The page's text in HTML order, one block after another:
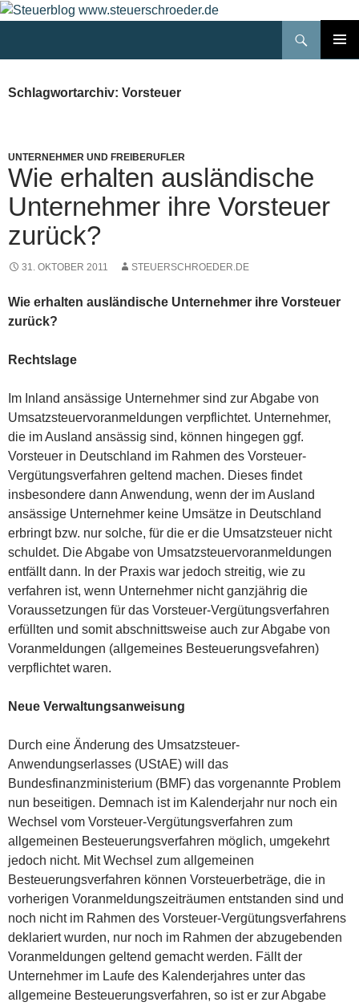
Zum
Schlagwortarchiv: Vorsteuer
UNTERNEHMER UND FREIBERUFLER
Wie erhalten ausländische
Unternehmer ihre Vorsteuer
zurück?
31. OKTOBER 2011 STEUERSCHROEDER.DE
Wie erhalten ausländische Unternehmer ihre Vorsteuer
zurück?
Rechtslage
Im Inland ansässige Unternehmer sind zur Abgabe von
Umsatzsteuervoranmeldungen verpflichtet. Unternehmer,
die im Ausland ansässig sind, können hingegen ggf.
Vorsteuer in Deutschland im Rahmen des Vorsteuer-
Vergütungsverfahren geltend machen. Dieses findet
insbesondere dann Anwendung, wenn der im Ausland
ansässige Unternehmer keine Umsätze in Deutschland
erbringt bzw. nur solche, für die er die Umsatzsteuer nicht
schuldet. Die Abgabe von Umsatzsteuervoranmeldungen
entfällt dann. In der Praxis war jedoch streitig, wie zu
verfahren ist, wenn Unternehmer nicht ganzjährig die
Voraussetzungen für das Vorsteuer-Vergütungsverfahren
erfüllten und somit abschnittsweise auch zur Abgabe von
Voranmeldungen (allgemeines Besteuerungsvefahren)
verpflichtet waren.
Neue Verwaltungsanweisung
Durch eine Änderung des Umsatzsteuer-
Anwendungserlasses (UStAE) will das
Bundesfinanzministerium (BMF) das vorgenannte Problem
nun beseitigen. Demnach ist im Kalenderjahr nur noch ein
Wechsel vom Vorsteuer-Vergütungsverfahren zum
allgemeinen Besteuerungsverfahren möglich, umgekehrt
jedoch nicht. Mit Wechsel zum allgemeinen
Besteuerungsverfahren können Vorsteuerbeträge, die in
vorherigen Voranmeldungszeiträumen entstanden sind und
noch nicht im Rahmen des Vorsteuer-Vergütungsverfahrens
deklariert wurden, nur noch im Rahmen der abzugebenden
Voranmeldungen geltend gemacht werden. Fällt der
Unternehmer im Laufe des Kalenderjahres unter das
allgemeine Besteuerungsverfahren, so ist er zur Abgabe